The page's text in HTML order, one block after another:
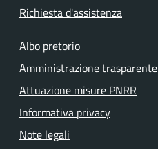
Richiesta d'assistenza
Albo pretorio
Amministrazione trasparente
Attuazione misure PNRR
Informativa privacy
Note legali